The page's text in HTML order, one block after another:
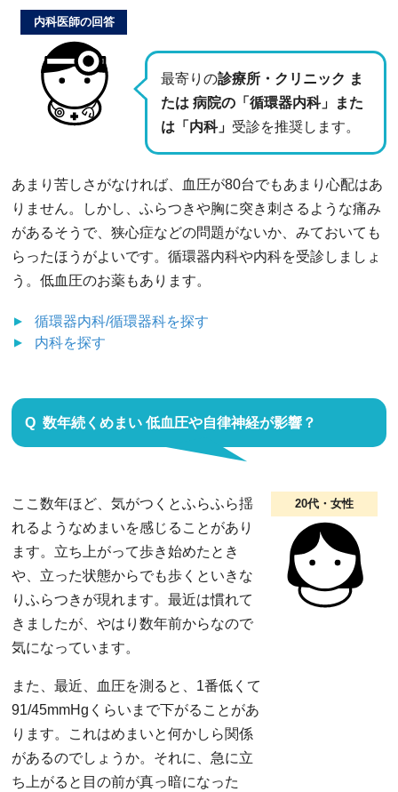
最寄りの診療所・クリニック ま
たは 病院の「循環器内科」また
は「内科」 受診を推奨します。
内科医師の回答
あまり苦しさがなければ、血圧が80台でもあまり心配はあ
りません。しかし、ふらつきや胸に突き刺さるような痛み
があるそうで、狭心症などの問題がないか、みておいても
らったほうがよいです。循環器内科や内科を受診しましょ
う。低血圧のお薬もあります。
循環器内科/循環器科を探す
内科を探す
数年続くめまい 低血圧や自律神経が影響？
20代・女性
ここ数年ほど、気がつくとふらふら揺
れるようなめまいを感じることがあり
ます。立ち上がって歩き始めたとき
や、立った状態からでも歩くといきな
りふらつきが現れます。最近は慣れて
きましたが、やはり数年前からなので
気になっています。
また、最近、血圧を測ると、1番低くて
91/45mmHgくらいまで下がることがあ
ります。これはめまいと何かしら関係
があるのでしょうか。それに、急に立
ち上がると目の前が真っ暗になった